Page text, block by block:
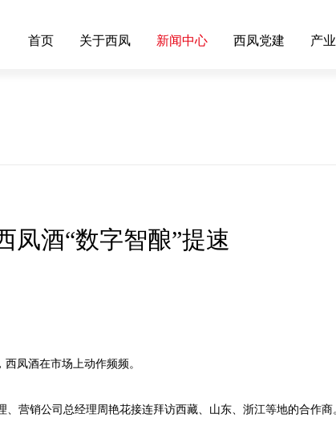
首页 关于西凤 新闻中心 西凤党建 产
凤酒“数字智酿”提速
凤酒在市场上动作频频。
、营销公司总经理周艳花接连拜访西藏、山东、浙江等地的合作